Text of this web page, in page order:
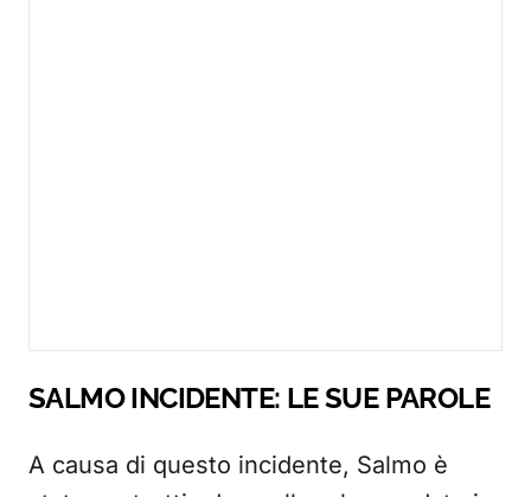
SALMO INCIDENTE: LE SUE PAROLE
A causa di questo incidente, Salmo è